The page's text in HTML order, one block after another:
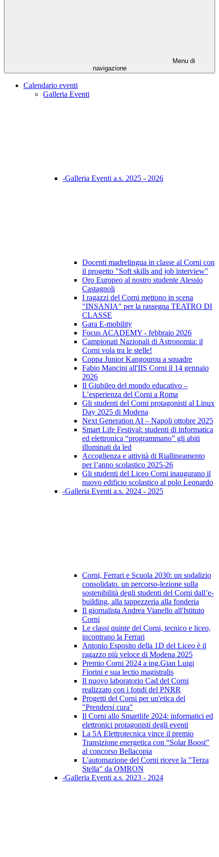
Menu di
navigazione
Calendario eventi
Galleria Eventi
-Galleria Eventi a.s. 2025 - 2026
Docenti madrelingua in classe al Corni con
il progetto "Soft skills and job interview"
Oro Europeo al nostro studente Alessio
Castagnoli
I ragazzi del Corni mettono in scena
"INSANIA" per la rassegna TEATRO DI
CLASSE
Gara E-mobility
Focus ACADEMY - febbraio 2026
Campionati Nazionali di Astronomia: il
Corni vola tra le stelle!
Coppa Junior Kangourou a squadre
Fabio Mancini all'IIS Corni il 14 gennaio
2026
Il Giubileo del mondo educativo –
L’esperienza del Corni a Roma
Gli studenti del Corni protagonisti al Linux
Day 2025 di Modena
Next Generation AI – Napoli ottobre 2025
Smart Life Festival: studenti di informatica
ed elettronica “programmano” gli abiti
illuminati da led
Accoglienza e attività di Riallineamento
per l’anno scolastico 2025-26
Gli studenti del Liceo Corni inaugurano il
nuovo edificio scolastico al polo Leonardo
-Galleria Eventi a.s. 2024 - 2025
Corni, Ferrari e Scuola 2030: un sodalizio
consolidato. un percorso-lezione sulla
sostenibilità degli studenti del Corni dall’e-
building, alla tappezzeria alla fonderia
Il giornalista Andrea Vianello all'Istituto
Corni
Le classi quinte del Corni, tecnico e liceo,
incontrano la Ferrari
Antonio Esposito della 1D del Liceo è il
ragazzo più veloce di Modena 2025
Premio Corni 2024 a ing.Gian Luigi
Fiorini e sua lectio magistralis
Il nuovo laboratorio Cad del Corni
realizzato con i fondi del PNRR
Progetti del Corni per un'etica del
"Prendersi cura"
Il Corni allo Smartlife 2024: informatici ed
elettronici protagonisti degli eventi
La 5A Elettrotecnica vince il premio
Transizione energetica con “Solar Boost”
al concorso Bellacopia
L'automazione del Corni riceve la "Terza
Stella" da OMRON
-Galleria Eventi a.s. 2023 - 2024